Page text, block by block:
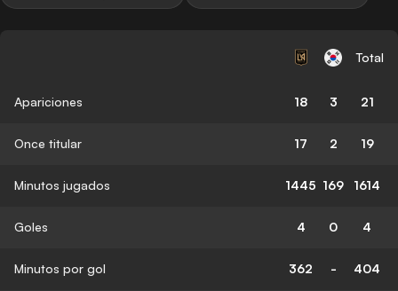
Total
Apariciones 18 3 21
Once titular 17 2 19
Minutos jugados 1445 169 1614
Goles 4 0 4
Minutos por gol 362 - 404